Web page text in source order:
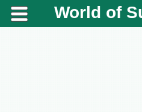
World of